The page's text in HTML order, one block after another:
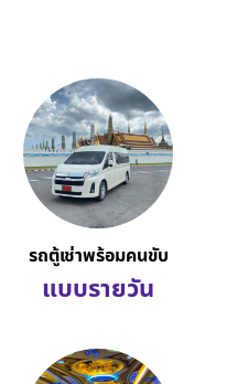
รถตู้เช่าพร้อมคนขับ
แบบรายวัน